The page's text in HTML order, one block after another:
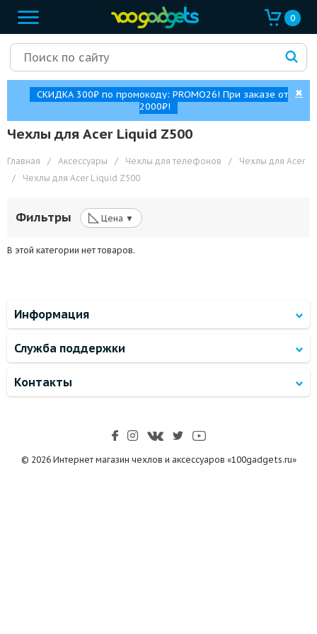
0
СКИДКА 300₽ по промокоду: PROMO26! При заказе от
2000₽!
✖
Чехлы для Acer Liquid Z500
Главная / Аксессуары / Чехлы для телефонов /
Чехлы для Acer
/
Чехлы для Acer Liquid Z500
Фильтры ◺ Цена ▼
В этой категории нет товаров.
Информация
Служба поддержки
Контакты
© 2026 Интернет магазин чехлов и аксессуаров «100gadgets.ru»